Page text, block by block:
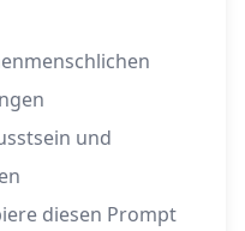
und
diesen Prompt